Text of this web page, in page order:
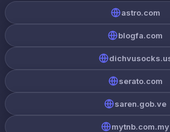
astro.com
blogfa.com
serato.com
saren.gob.ve
mytnb.com.my